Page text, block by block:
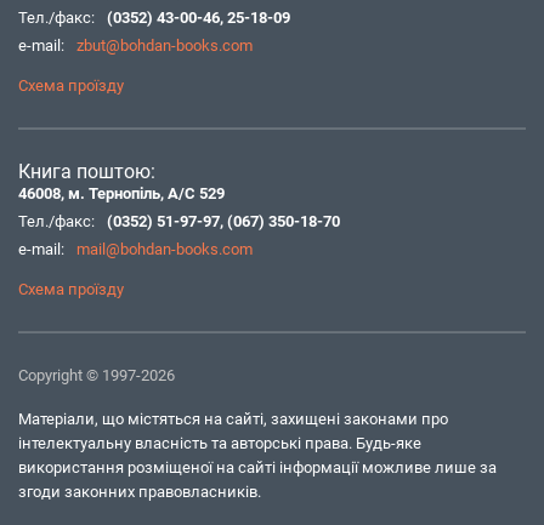
Тел./факс:
(0352) 43-00-46, 25-18-09
e-mail:
zbut@bohdan-books.com
Схема проїзду
Книга поштою:
46008, м. Тернопіль, А/С 529
Тел./факс:
(0352) 51-97-97, (067) 350-18-70
e-mail:
mail@bohdan-books.com
Схема проїзду
Copyright © 1997-2026
Матеріали, що містяться на сайті, захищені законами про
інтелектуальну власність та авторські права. Будь-яке
використання розміщеної на сайті інформації можливе лише за
згоди законних правовласників.